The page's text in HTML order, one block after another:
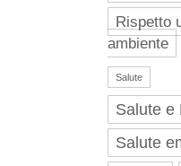
Rispetto
ambiente
Salute
Salute e
Salute